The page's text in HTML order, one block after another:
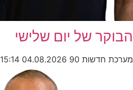
הבוקר של יום שלישי
מערכת חדשות 90 04.08.2026
15:14